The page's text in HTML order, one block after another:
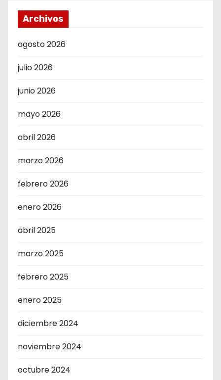
Archivos
agosto 2026
julio 2026
junio 2026
mayo 2026
abril 2026
marzo 2026
febrero 2026
enero 2026
abril 2025
marzo 2025
febrero 2025
enero 2025
diciembre 2024
noviembre 2024
octubre 2024